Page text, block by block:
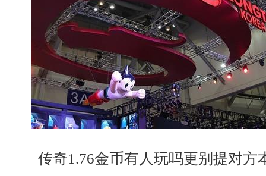
传奇1.76金币有人玩吗更别提对方